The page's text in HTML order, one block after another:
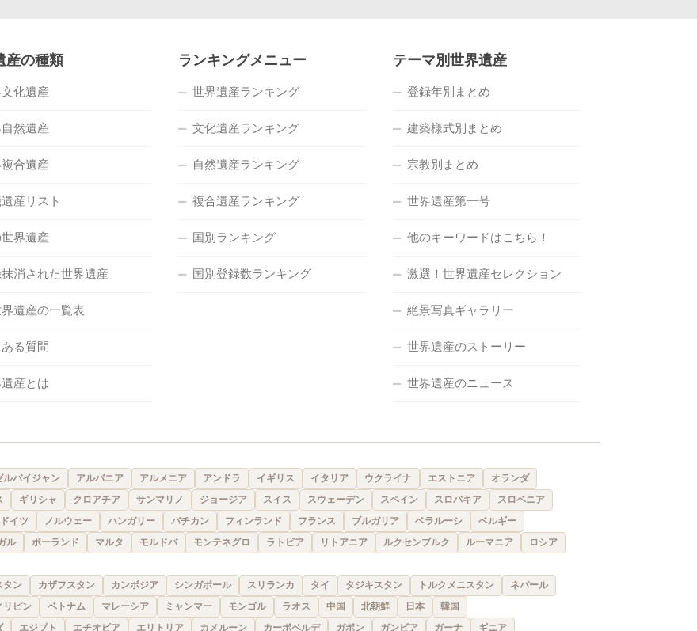
産の種類
化遺産
然遺産
合遺産
産リスト
界遺産
消された世界遺産
遺産の一覧表
る質問
産とは
ランキングメニュー
世界遺産ランキング
文化遺産ランキング
自然遺産ランキング
複合遺産ランキング
国別ランキング
国別登録数ランキング
テーマ別世界遺産
登録年別まとめ
建築様式別まとめ
宗教別まとめ
世界遺産第一号
他のキーワードはこちら！
激選！世界遺産セレクション
絶景写真ギャラリー
世界遺産のストーリー
世界遺産のニュース
ルバイジャン アルバニア アルメニア アンドラ イギリス イタリア ウクライナ エストニア
オランダ
ギリシャ クロアチア サンマリノ ジョージア スイス スウェーデン スペイン スロバキア
スロベニア
ドイツ ノルウェー ハンガリー バチカン フィンランド フランス ブルガリア ベラルーシ
ベルギー
ル ポーランド マルタ モルドバ モンテネグロ ラトビア リトアニア ルクセンブルク ルーマニア
ロシア
タン カザフスタン カンボジア シンガポール スリランカ タイ タジキスタン トルクメニスタン
ネパール
リピン ベトナム マレーシア ミャンマー モンゴル ラオス 中国 北朝鮮 日本 韓国
エジプト エチオピア エリトリア カメルーン カーボベルデ ガボン ガンビア ガーナ ギニア